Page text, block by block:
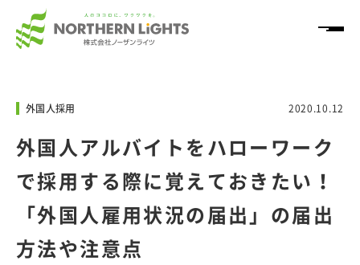
サービス
ノウハウ情報「NL+」
外国人採用 2020.10.12
外国人アルバイトをハローワーク
で採用する際に覚えておきたい！
「外国人雇用状況の届出」の届出
方法や注意点